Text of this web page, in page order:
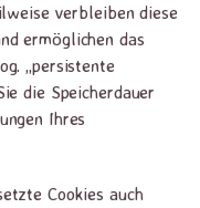
verbleiben diese
ermöglichen das
„persistente
die Speicherdauer
Ihres
Cookies auch